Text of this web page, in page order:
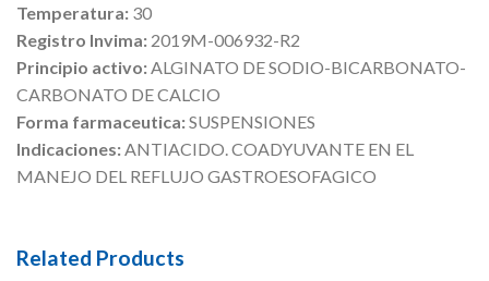
Temperatura: 30
Registro Invima: 2019M-006932-R2
Principio activo:ALGINATO DE SODIO-BICARBONATO-
CARBONATO DE CALCIO
Forma farmaceutica:SUSPENSIONES
Indicaciones:ANTIACIDO. COADYUVANTE EN EL
MANEJO DEL REFLUJO GASTROESOFAGICO
Related Products